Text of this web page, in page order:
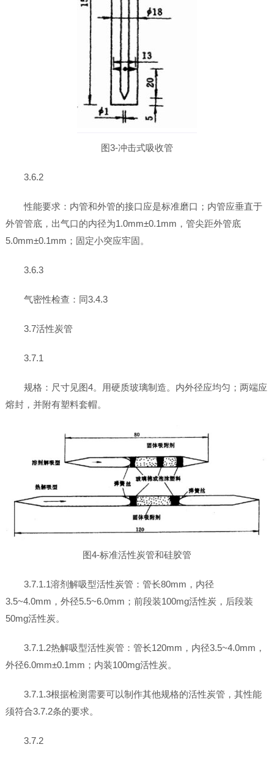
图3-冲击式吸收管
3.6.2
性能要求：内管和外管的接口应是标准磨口；内管应垂直于
外管管底，出气口的内径为1.0mm±0.1mm，管尖距外管底
5.0mm±0.1mm；固定小突应牢固。
3.6.3
气密性检查：同3.4.3
3.7活性炭管
3.7.1
规格：尺寸见图4。用硬质玻璃制造。内外径应均匀；两端应
熔封，并附有塑料套帽。
图4-标准活性炭管和硅胶管
3.7.1.1溶剂解吸型活性炭管：管长80mm，内径
3.5~4.0mm，外径5.5~6.0mm；前段装100mg活性炭，后段装
50mg活性炭。
3.7.1.2热解吸型活性炭管：管长120mm，内径3.5~4.0mm，
外径6.0mm±0.1mm；内装100mg活性炭。
3.7.1.3根据检测需要可以制作其他规格的活性炭管，其性能
须符合3.7.2条的要求。
3.7.2